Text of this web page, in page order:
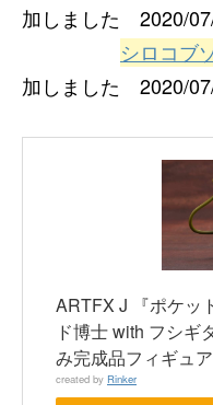
加しました 2020/
シロコブ
加しました 2020/
ARTFX J 『ポケッ
ド博士 with フシギ
み完成品フィギュア
created by Rinker